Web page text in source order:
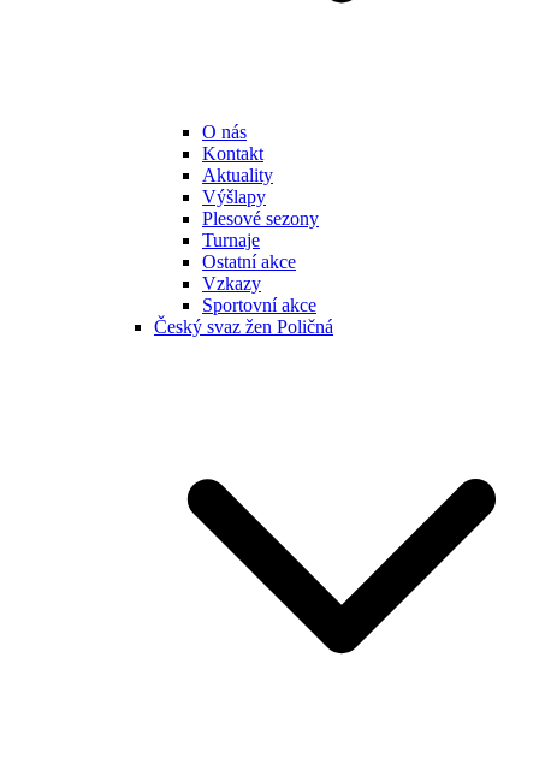
O nás
Kontakt
Aktuality
Výšlapy
Plesové sezony
Turnaje
Ostatní akce
Vzkazy
Sportovní akce
Český svaz žen Poličná